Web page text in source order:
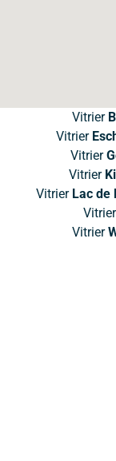
Vitrier
Vitrier
Vitrier
Vitrier
Vitrier Lac de
Vitrier
Vitrier